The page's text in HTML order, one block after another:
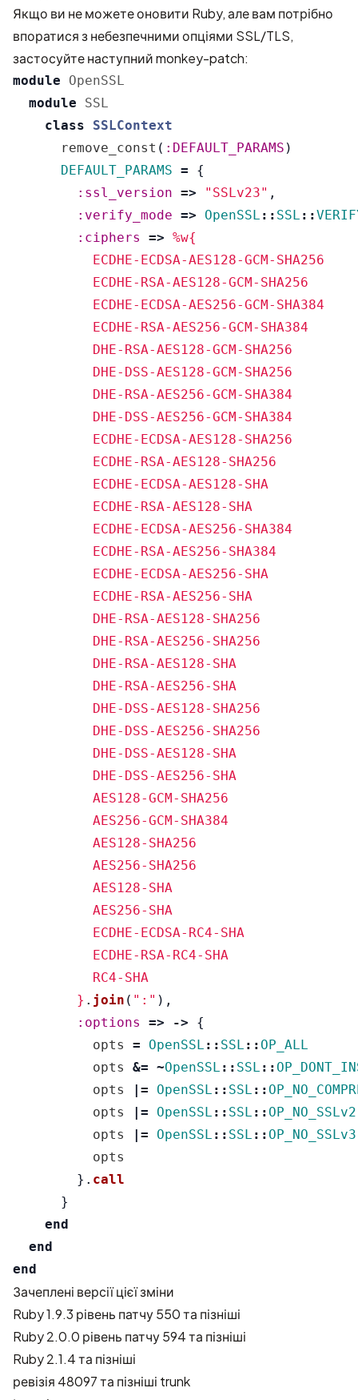
Якщо ви не можете оновити Ruby, але вам потрібно
впоратися з небезпечними опціями SSL/TLS,
застосуйте наступний monkey-patch:
module
OpenSSL
module
SSL
class
SSLContext
remove_const ( :DEFAULT_PARAMS )
DEFAULT_PARAMS =
{
:ssl_version => "SSLv23" ,
:verify_mode => OpenSSL :: SSL ::
:ciphers
=> %w{
          ECDHE-ECDSA-AES128-GCM-SHA256
          ECDHE-RSA-AES128-GCM-SHA256
          ECDHE-ECDSA-AES256-GCM-SHA384
          ECDHE-RSA-AES256-GCM-SHA384
          DHE-RSA-AES128-GCM-SHA256
          DHE-DSS-AES128-GCM-SHA256
          DHE-RSA-AES256-GCM-SHA384
          DHE-DSS-AES256-GCM-SHA384
          ECDHE-ECDSA-AES128-SHA256
          ECDHE-RSA-AES128-SHA256
          ECDHE-ECDSA-AES128-SHA
          ECDHE-RSA-AES128-SHA
          ECDHE-ECDSA-AES256-SHA384
          ECDHE-RSA-AES256-SHA384
          ECDHE-ECDSA-AES256-SHA
          ECDHE-RSA-AES256-SHA
          DHE-RSA-AES128-SHA256
          DHE-RSA-AES256-SHA256
          DHE-RSA-AES128-SHA
          DHE-RSA-AES256-SHA
          DHE-DSS-AES128-SHA256
          DHE-DSS-AES256-SHA256
          DHE-DSS-AES128-SHA
          DHE-DSS-AES256-SHA
          AES128-GCM-SHA256
          AES256-GCM-SHA384
          AES128-SHA256
          AES256-SHA256
          AES128-SHA
          AES256-SHA
          ECDHE-ECDSA-RC4-SHA
          ECDHE-RSA-RC4-SHA
          RC4-SHA
        }
. join ( ":" ),
:options
=> ->
{
opts
= OpenSSL :: SSL :: OP_ALL
opts
&= ~OpenSSL :: SSL ::
opts
|= OpenSSL :: SSL ::
opts
|= OpenSSL :: SSL :: OP_NO_SSLv2
opts
|= OpenSSL :: SSL :: OP_NO_SSLv3
opts
}. call
}
end
end
end
Зачеплені версії цієї зміни
Ruby 1.9.3 рівень патчу 550 та пізніші
Ruby 2.0.0 рівень патчу 594 та пізніші
Ruby 2.1.4 та пізніші
ревізія 48097 та пізніші trunk